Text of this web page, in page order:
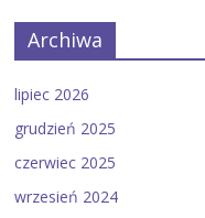
Archiwa
lipiec 2026
grudzień 2025
czerwiec 2025
wrzesień 2024